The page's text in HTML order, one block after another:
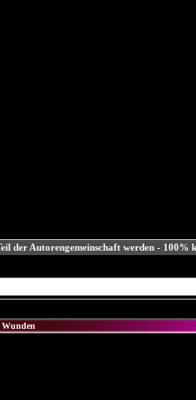
der Autorengemeinschaft werden - 100%